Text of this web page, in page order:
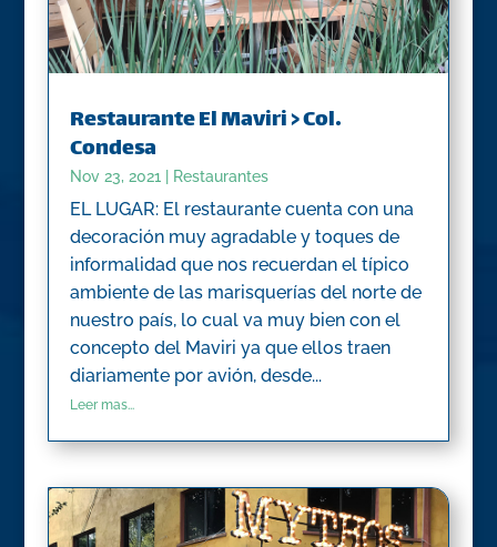
Restaurante El Maviri > Col.
Condesa
Nov 23, 2021 | Restaurantes
EL LUGAR: El restaurante cuenta con una
decoración muy agradable y toques de
informalidad que nos recuerdan el típico
ambiente de las marisquerías del norte de
nuestro país, lo cual va muy bien con el
concepto del Maviri ya que ellos traen
diariamente por avión, desde...
Leer mas...